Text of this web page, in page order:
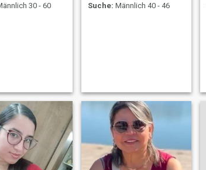
30 - 60
Suche: Männlich 40 - 46